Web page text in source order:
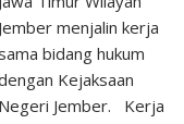
Jember menjalin kerja
bidang hukum
Kejaksaan
Negeri Jember. Kerja